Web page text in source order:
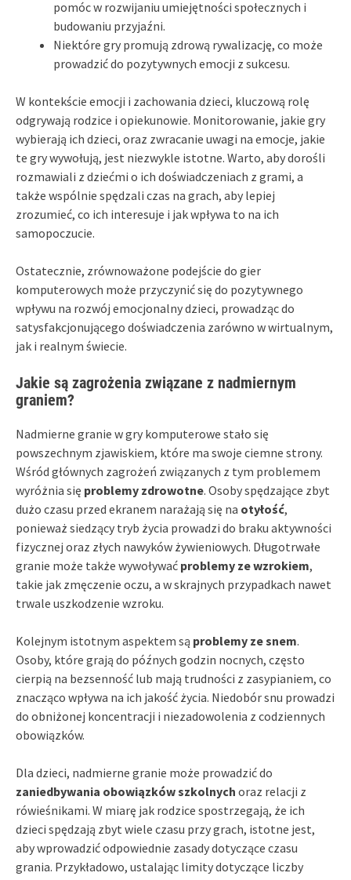
pomóc w rozwijaniu umiejętności społecznych i
budowaniu przyjaźni.
Niektóre gry promują zdrową rywalizację, co może
prowadzić do pozytywnych emocji z sukcesu.
W kontekście emocji i zachowania dzieci, kluczową rolę
odgrywają rodzice i opiekunowie. Monitorowanie, jakie gry
wybierają ich dzieci, oraz zwracanie uwagi na emocje, jakie
te gry wywołują, jest niezwykle istotne. Warto, aby dorośli
rozmawiali z dziećmi o ich doświadczeniach z grami, a
także wspólnie spędzali czas na grach, aby lepiej
zrozumieć, co ich interesuje i jak wpływa to na ich
samopoczucie.
Ostatecznie, zrównoważone podejście do gier
komputerowych może przyczynić się do pozytywnego
wpływu na rozwój emocjonalny dzieci, prowadząc do
satysfakcjonującego doświadczenia zarówno w wirtualnym,
jak i realnym świecie.
Jakie są zagrożenia związane z nadmiernym
graniem?
Nadmierne granie w gry komputerowe stało się
powszechnym zjawiskiem, które ma swoje ciemne strony.
Wśród głównych zagrożeń związanych z tym problemem
wyróżnia się problemy zdrowotne. Osoby spędzające zbyt
dużo czasu przed ekranem narażają się na otyłość,
ponieważ siedzący tryb życia prowadzi do braku aktywności
fizycznej oraz złych nawyków żywieniowych. Długotrwałe
granie może także wywoływać problemy ze wzrokiem,
takie jak zmęczenie oczu, a w skrajnych przypadkach nawet
trwale uszkodzenie wzroku.
Kolejnym istotnym aspektem są problemy ze snem.
Osoby, które grają do późnych godzin nocnych, często
cierpią na bezsenność lub mają trudności z zasypianiem, co
znacząco wpływa na ich jakość życia. Niedobór snu prowadzi
do obniżonej koncentracji i niezadowolenia z codziennych
obowiązków.
Dla dzieci, nadmierne granie może prowadzić do
zaniedbywania obowiązków szkolnych oraz relacji z
rówieśnikami. W miarę jak rodzice spostrzegają, że ich
dzieci spędzają zbyt wiele czasu przy grach, istotne jest,
aby wprowadzić odpowiednie zasady dotyczące czasu
grania. Przykładowo, ustalając limity dotyczące liczby